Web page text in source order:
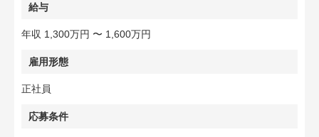
給与
年収 1,300万円 〜 1,600万円
雇用形態
正社員
応募条件